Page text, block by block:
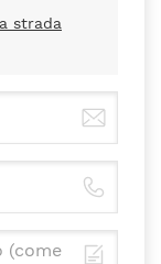
strada